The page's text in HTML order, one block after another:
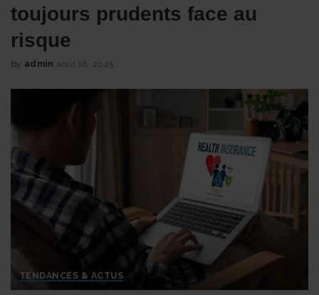
toujours prudents face au
risque
Posted
By admin août 16, 2025
TENDANCES & ACTUS